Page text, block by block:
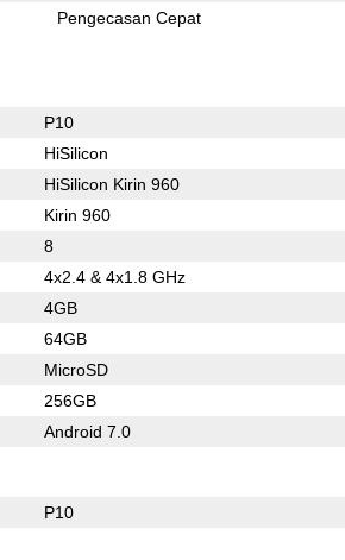
Pengecasan Cepat
P10
HiSilicon
HiSilicon Kirin 960
Kirin 960
8
4x2.4 & 4x1.8 GHz
4GB
64GB
MicroSD
256GB
Android 7.0
P10